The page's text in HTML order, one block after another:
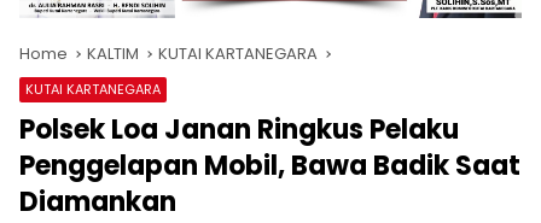
Home KALTIM KUTAI KARTANEGARA
KUTAI KARTANEGARA
Polsek Loa Janan Ringkus Pelaku
Penggelapan Mobil, Bawa Badik Saat
Diamankan